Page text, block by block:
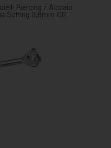
Piercing / Acciaio
Setting 0,8mm CR